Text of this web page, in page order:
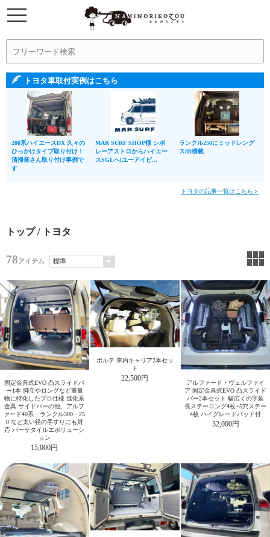
トヨタ車取付実例はこちら
200系ハイエースDX 久々の
ひっかけタイプ取り付け！
清掃業さん取り付け事例で
す
MAR SURF SHOP様 シボ
レーアストロからハイエー
スSGLへ[ユーアイビ...
ランクル250にミッドレング
ス8ft積載
トヨタの記事一覧はこちら＞
トップ/ トヨタ
78アイテム
固定金具式EVO 凸スライドバ
ー1本 脚立やロングなど重量
物に特化したプロ仕様 進化系
金具 サイドバーの他、アルフ
ァード40系・ランクル300・25
0 など太い径の手すりにも対
応 バーサタイルエボリューシ
ョン
15,000円
ポルテ 車内キャリア2本セッ
ト
22,500円
アルファード・ヴェルファイ
ア 固定金具式EVO 凸スライド
バー2本セット 幅広くの字延
長ステーロング4枚+5穴ステー
4枚 ハイグレードパッド付
32,000円